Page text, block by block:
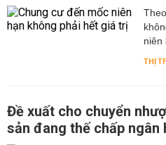
niên
THỊ
Đề xuất cho chuyển
sản đang thế chấp ngân